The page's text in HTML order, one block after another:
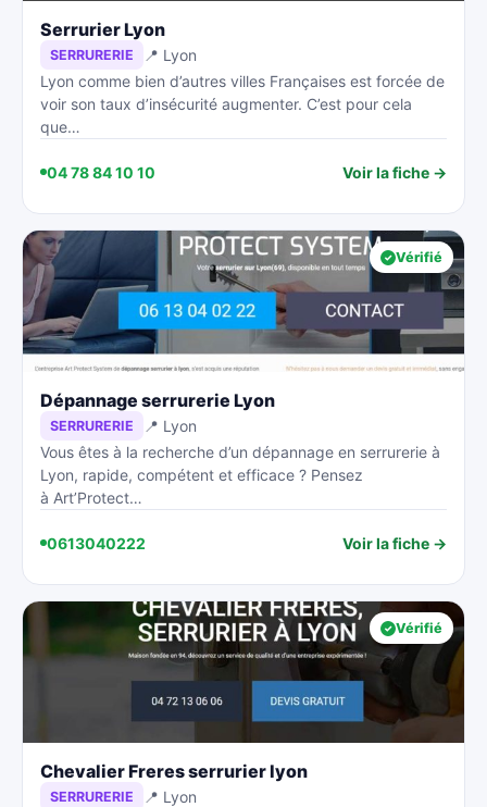
Serrurier Lyon
SERRURERIE
📍 Lyon
Lyon comme bien d’autres villes Françaises est forcée de
voir son taux d’insécurité augmenter. C’est pour cela
que…
04 78 84 10 10 Voir la fiche →
Vérifié
Dépannage serrurerie Lyon
SERRURERIE
📍 Lyon
Vous êtes à la recherche d’un dépannage en serrurerie à
Lyon, rapide, compétent et efficace ? Pensez
à Art’Protect…
0613040222 Voir la fiche →
Vérifié
Chevalier Freres serrurier lyon
SERRURERIE
📍 Lyon